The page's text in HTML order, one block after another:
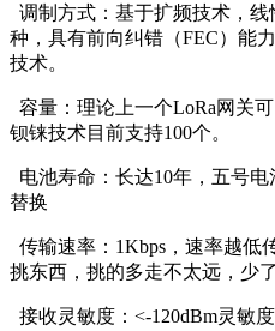
调制方式：基于扩频技术，
种，具有前向纠错（FEC）能
技术。
容量：理论上一个LoRa网关
钡铼技术目前支持100个。
电池寿命：长达10年，五号
替换
传输速率：1Kbps，速率越低
挑东西，挑的多走不太远，少
接收灵敏度：<-120dBm灵敏